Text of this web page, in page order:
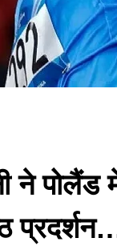
ने पोलैंड